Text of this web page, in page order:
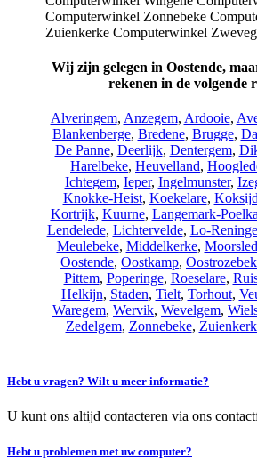
Wij zijn gelegen in Oostende,
rekenen in de volgende
Alveringem, Anzegem, Ardooie,
Blankenberge, Bredene, Brugge,
De Panne, Deerlijk, Dentergem,
Harelbeke, Heuvelland,
Ichtegem, Ieper, Ingelmunster,
Knokke-Heist, Koekelare,
Kortrijk, Kuurne, Langemark-
Lendelede, Lichtervelde, Lo-Reninge
Meulebeke, Middelkerke,
Oostende, Oostkamp,
Pittem, Poperinge, Roeselare,
Helkijn, Staden, Tielt, Torhout,
Waregem, Wervik, Wevelgem,
Zedelgem, Zonnebeke,
Hebt u vragen? Wilt u meer informatie?
U kunt ons altijd contacteren via ons
Hebt u problemen met uw computer?